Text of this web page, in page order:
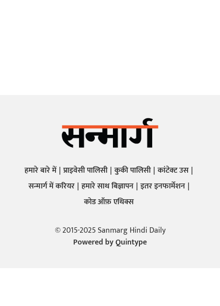
हमारे बारे में प्राइवेसी पालिसी कुकी पालिसी कांटेक्ट उस
सन्मार्ग में करियर हमारे साथ बिज्ञापन इतर इनफार्मेशन
कोड ऑफ़ एथिक्स
© 2015-2025 Sanmarg Hindi Daily
Powered byQuintype